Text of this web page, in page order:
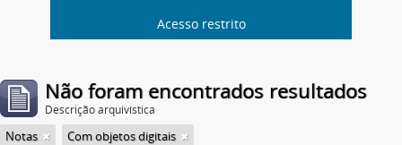
Acesso restrito
Não foram encontrados resultados
Descrição arquivística
Notas Com objetos digitais